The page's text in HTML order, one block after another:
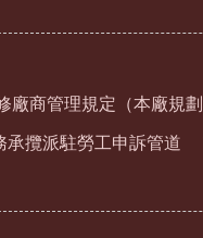
廠商管理規定（本廠規劃
承攬派駐勞工申訴管道